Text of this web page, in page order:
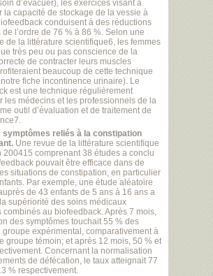
d’évacuer), les exercices visant à
la capacité de stockage de la vessie à
conduisent à des réductions
de l’ordre de 76 % à 86 %. Selon une
de la littérature scientifique6, les femmes
très peu ou pas conscience de la
de contracter leurs muscles
beaucoup de cette technique
fiche incontinence urinaire). Le
est une technique régulièrement
les médecins et les professionnels de la
outil d’évaluation et de traitement de
symptômes reliés à la constipation
Une revue de la littérature scientifique
200415 comprenant 38 études a conclu
pouvait être efficace dans de
situations de constipation, en particulier
Par exemple, une étude aléatoire
de 43 enfants de 5 ans à 16 ans a
supériorité des soins médicaux
combinés au biofeedback. Après 7 mois,
des symptômes touchait 55 % des
groupe expérimental, comparativement à
groupe témoin; et après 12 mois, 50 % et
Concernant la normalisation
de défécation, le taux atteignait 77
% respectivement.